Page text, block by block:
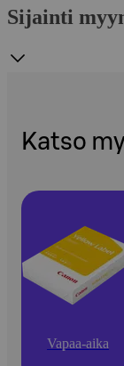
Sijainti
Katso
Vapaa-aika